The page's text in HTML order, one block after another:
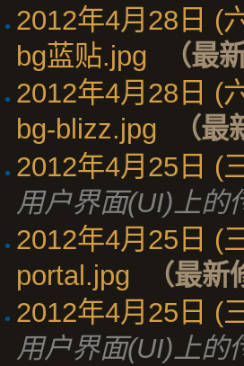
2012年4月28日 (
bg蓝贴.jpg
（最
2012年4月28日 (
bg-blizz.jpg
（
2012年4月25日 (
用户界面(UI)上的
2012年4月25日 (
portal.jpg
（最
2012年4月25日 (
用户界面(UI)上的